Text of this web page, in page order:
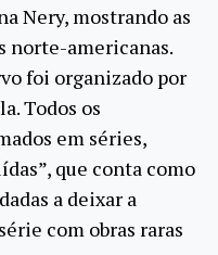
Nery, mostrando as
norte-americanas.
foi organizado por
Todos os
em séries,
que conta como
a deixar a
com obras raras